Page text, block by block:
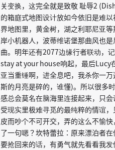
关变换，这完全就是致敬 耻辱2
的箱庭式地图设计放如今依旧是难
界地图里，黄金树，湖之利耶尼亚
岸小机器人，波蒂维诺堡那曲风也
曲。明年还有2077边缘行者联动，
stay at your house响起，最后Lucy
亚当重锤啊，进全息吧，我杀你一
斯的月亮是碎的，谁懂)。所以很多
感总会莫名在脑海里连接起来，只
受现实里极难寻觅的最纯粹的情谊
皮而吵个不可开交，弄的这么不愉
了一句嗯？坎特蕾拉：原来漂泊者
要抢回来的话，有勇气就先看看我